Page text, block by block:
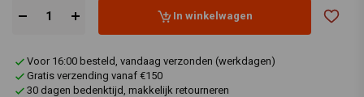
In winkelwagen
Voor 16:00 besteld, vandaag verzonden (werkdagen)
Gratis verzending vanaf €150
30 dagen bedenktijd, makkelijk retourneren